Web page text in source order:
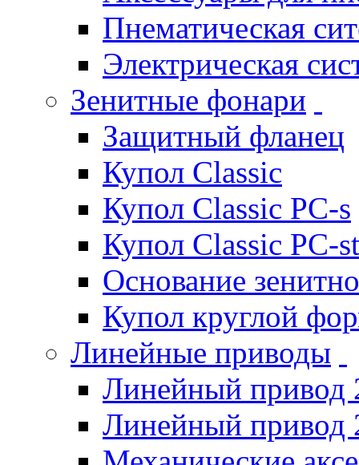
Пнематическая
Электрическая
Зенитные фонари
Защитный фланец
Купол Classic
Купол Classic PC-s
Купол Classic PC-st
Основание
Купол круглой
Линейные приводы
Линейный привод
Линейный привод